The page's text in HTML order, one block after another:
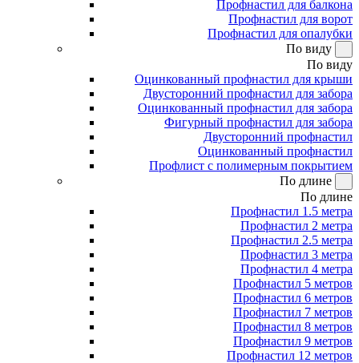
Профнастил для балкона
Профнастил для ворот
Профнастил для опалубки
По виду
По виду
Оцинкованный профнастил для крыши
Двусторонний профнастил для забора
Оцинкованный профнастил для забора
Фигурный профнастил для забора
Двусторонний профнастил
Оцинкованный профнастил
Профлист с полимерным покрытием
По длине
По длине
Профнастил 1.5 метра
Профнастил 2 метра
Профнастил 2.5 метра
Профнастил 3 метра
Профнастил 4 метра
Профнастил 5 метров
Профнастил 6 метров
Профнастил 7 метров
Профнастил 8 метров
Профнастил 9 метров
Профнастил 12 метров